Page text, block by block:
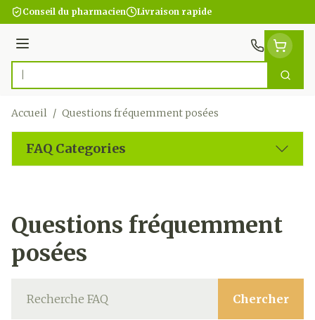
Aller au contenu
Conseil du pharmacien Livraison rapide
Menu
Rechercher
Accueil / Questions fréquemment posées
FAQ Categories
Questions fréquemment
posées
Chercher